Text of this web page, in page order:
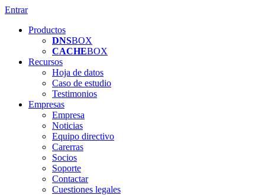
Entrar
Productos
DNSBOX
CACHEBOX
Recursos
Hoja de datos
Caso de estudio
Testimonios
Empresas
Empresa
Noticias
Equipo directivo
Carerras
Socios
Soporte
Contactar
Cuestiones legales